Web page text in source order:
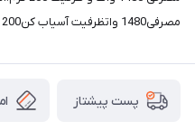
مصرفی1480 واتظرفیت آسیاب کن200 گرمجنس تیغهاستیل ضد زنگ
پست پیشتاز